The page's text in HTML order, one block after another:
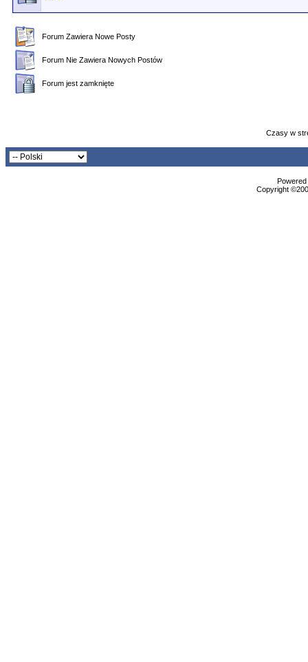
Forum Zawiera Nowe Posty
Forum Nie Zawiera Nowych Postów
Forum jest zamknięte
Czasy w
Copyright